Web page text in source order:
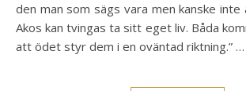
den man som sägs vara men kanske inte
Akos kan tvingas ta sitt eget liv. Båda
att ödet styr dem i en oväntad riktning.” …